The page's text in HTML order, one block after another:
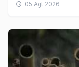
05 Agt 2026